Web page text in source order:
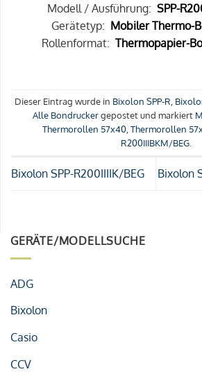
GERÄTE/MODELLSUCHE
ADG
Bixolon
Casio
CCV
Modell / Ausführung: SPP-
Gerätetyp: Mobiler Thermo-
Rollenformat: Thermopapier-
Dieser Eintrag wurde in Bixolon SPP-R
Alle Bondruckergepostet und markiert
Thermorollen 57x40 Thermorollen
R200IIIBKM/BEG.
Bixolon SPP-R200IIIIK/BEG Bixolon